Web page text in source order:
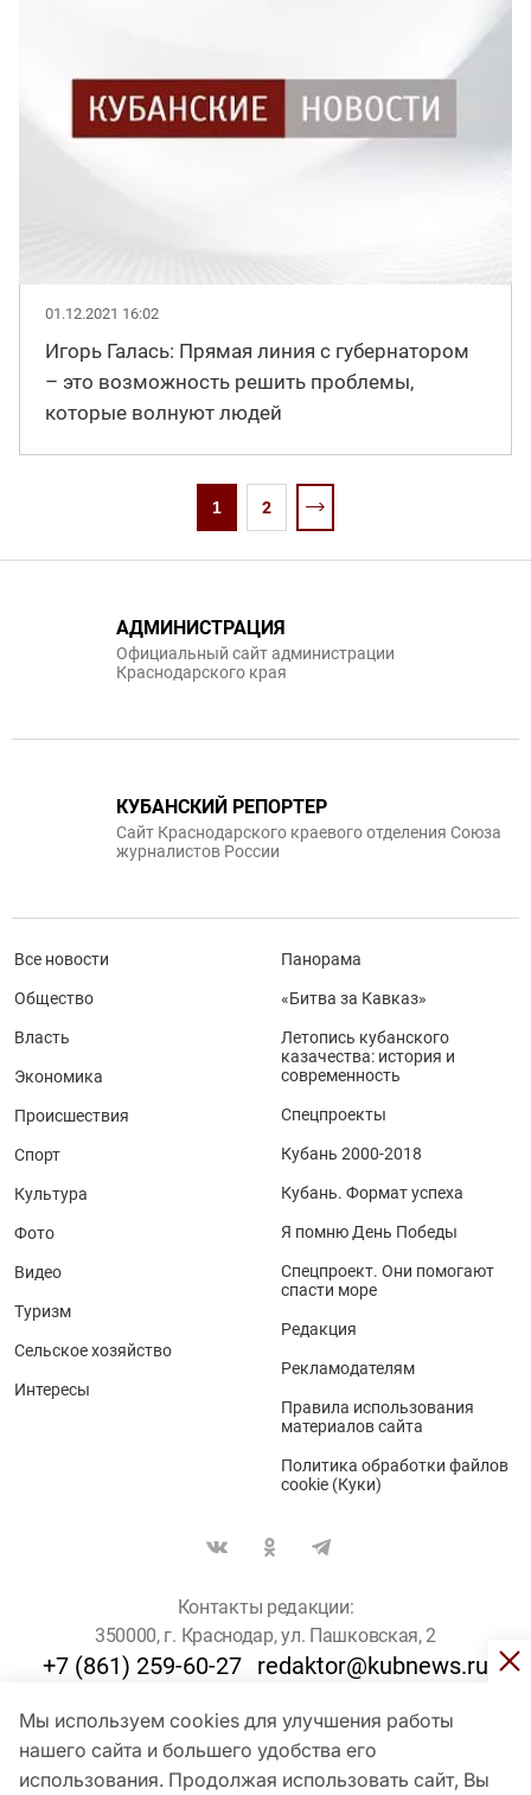
01.12.2021 16:02
Игорь Галась: Прямая линия с губернатором
– это возможность решить проблемы,
которые волнуют людей
1 2
Мы используем cookies для улучшения работы
нашего сайта и большего удобства его
использования. Продолжая использовать сайт, Вы
АДМИНИСТРАЦИЯ
Официальный сайт администрации
Краснодарского края
КУБАНСКИЙ РЕПОРТЕР
Сайт Краснодарского краевого отделения Союза
журналистов России
Все новости
Общество
Власть
Экономика
Происшествия
Спорт
Культура
Фото
Видео
Туризм
Сельское хозяйство
Интересы
Панорама
«Битва за Кавказ»
Летопись кубанского
казачества: история и
современность
Спецпроекты
Кубань 2000-2018
Кубань. Формат успеха
Я помню День Победы
Спецпроект. Они помогают
спасти море
Редакция
Рекламодателям
Правила использования
материалов сайта
Политика обработки файлов
cookie (Куки)
Контакты редакции:
350000, г. Краснодар, ул. Пашковская, 2
+7 (861) 259-60-27 redaktor@kubnews.ru
Для пользователей старше 16 лет
© Кубанские Новости, 2017